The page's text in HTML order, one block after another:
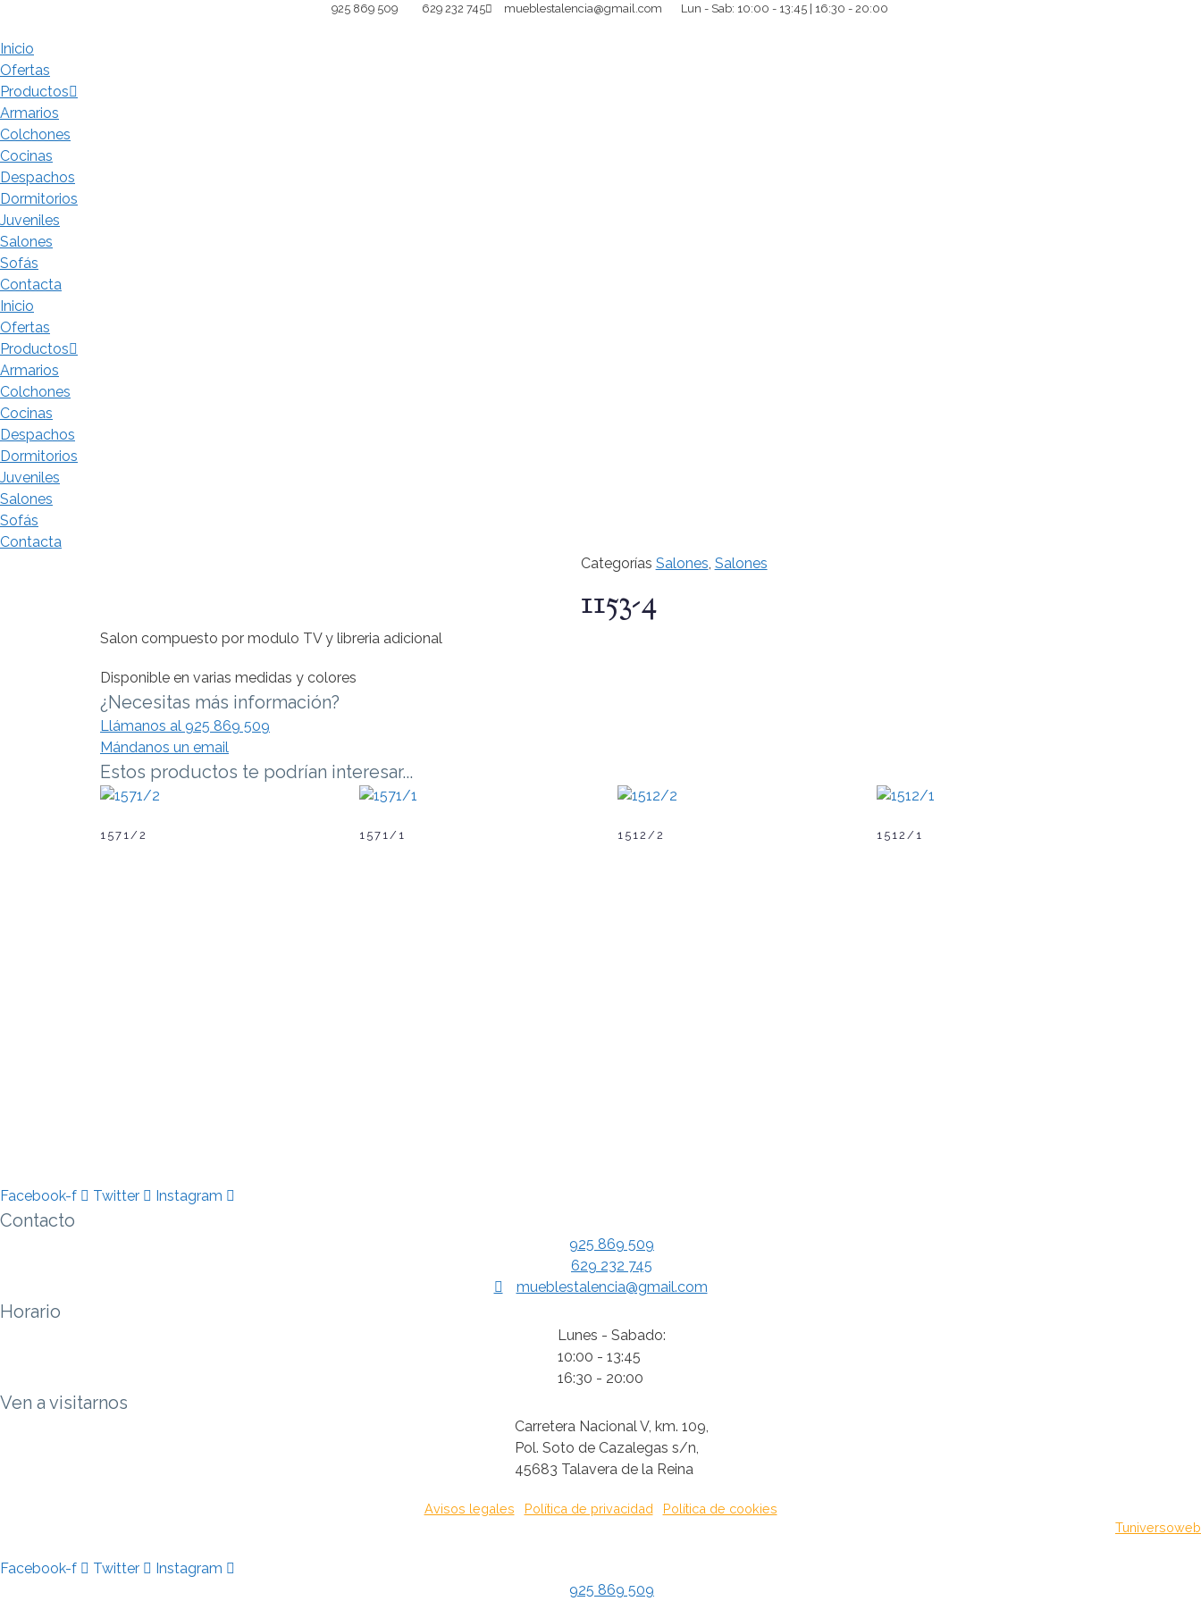
contenido
925 869 509 629 232 745 mueblestalencia@gmail.com Lun - Sab: 10:00 - 13:45 | 16:30 - 20:00
Inicio
Ofertas
Productos
Armarios
Colchones
Cocinas
Despachos
Dormitorios
Juveniles
Salones
Sofás
Contacta
Inicio
Ofertas
Productos
Armarios
Colchones
Cocinas
Despachos
Dormitorios
Juveniles
Salones
Sofás
Contacta
Categorías Salones, Salones
1153-4
Salon compuesto por modulo TV y libreria adicional
Disponible en varias medidas y colores
¿Necesitas más información?
Llámanos al 925 869 509
Mándanos un email
Estos productos te podrían interesar...
1571/2 1571/1 1512/2 1512/1
Facebook-f Twitter Instagram
Contacto
925 869 509
629 232 745
mueblestalencia@gmail.com
Horario
Lunes - Sabado:
10:00 - 13:45
16:30 - 20:00
Ven a visitarnos
Carretera Nacional V, km. 109,
Pol. Soto de Cazalegas s/n,
45683 Talavera de la Reina
Avisos legales
Política de privacidad
Política de cookies
Tuniversoweb
Facebook-f Twitter
Instagram
925 869 509